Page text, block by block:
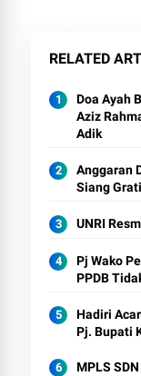
RELATED
Doa Ayah
Aziz
Adik
Anggaran
Siang
UNRI
Pj Wako
PPDB
Hadiri
Pj. Bupati
MPLS